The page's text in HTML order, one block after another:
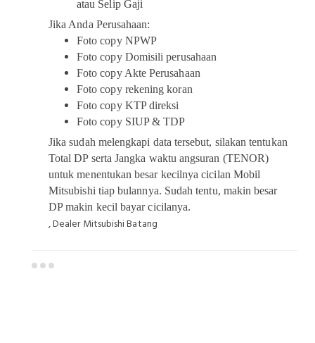
atau Selip Gaji
Jika Anda Perusahaan:
Foto copy NPWP
Foto copy Domisili perusahaan
Foto copy Akte Perusahaan
Foto copy rekening koran
Foto copy KTP direksi
Foto copy SIUP & TDP
Jika sudah melengkapi data tersebut, silakan tentukan
Total DP serta Jangka waktu angsuran (TENOR)
untuk menentukan besar kecilnya cicilan Mobil
Mitsubishi tiap bulannya. Sudah tentu, makin besar
DP makin kecil bayar cicilanya.
, Dealer Mitsubishi Batang